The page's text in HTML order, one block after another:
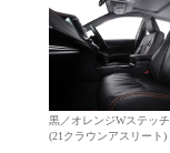
黒／オレンジWステッチ
(21クラウンアスリート)